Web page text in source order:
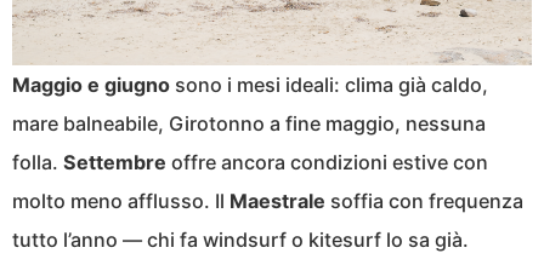
Maggio e giugno sono i mesi ideali: clima già caldo,
mare balneabile, Girotonno a fine maggio, nessuna
folla. Settembre offre ancora condizioni estive con
molto meno afflusso. Il Maestrale soffia con frequenza
tutto l’anno — chi fa windsurf o kitesurf lo sa già.